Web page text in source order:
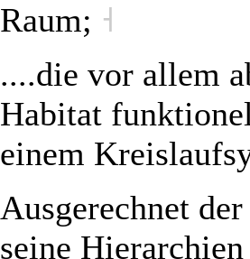
Raum; ˧
....die vor allem
Habitat
einem
Ausgerechnet
seine